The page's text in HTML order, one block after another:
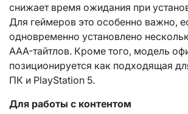
снижает время ожидания при
Для геймеров это особенно важно,
одновременно установлено
AAA-тайтлов. Кроме того, модель
позиционируется как подходящая
ПК и PlayStation 5.
Для работы с контентом